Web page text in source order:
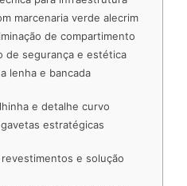
t
marcenaria verde alecrim
de compartimento
de segurança e estética
lenha e bancada
e detalhe curvo
estratégicas
e solução